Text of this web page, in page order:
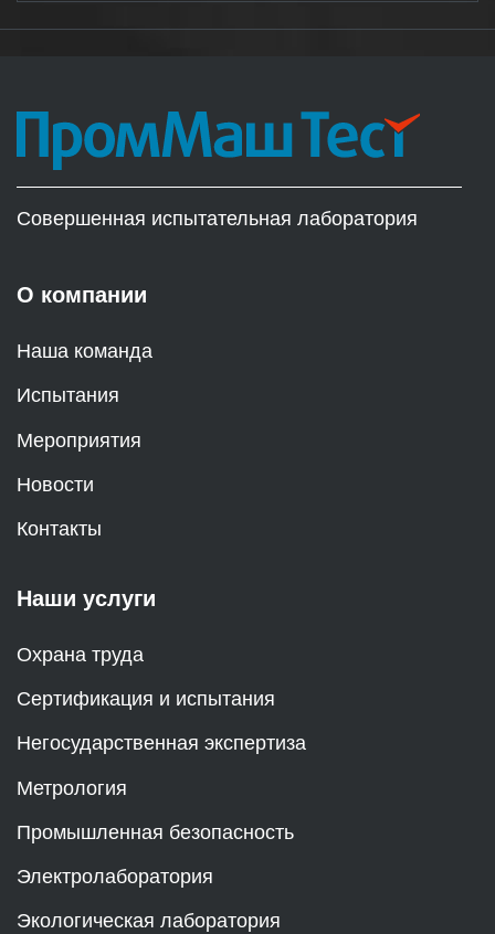
Совершенная испытательная лаборатория
О компании
Наша команда
Испытания
Мероприятия
Новости
Контакты
Наши услуги
Охрана труда
Сертификация и испытания
Негосударственная экспертиза
Метрология
Промышленная безопасность
Электролаборатория
Экологическая лаборатория